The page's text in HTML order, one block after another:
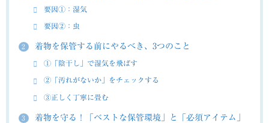
要因①：湿気
要因②：虫
2 着物を保管する前にやるべき、3つのこと
①「陰干し」で湿気を飛ばす
②「汚れがないか」をチェックする
③正しく丁寧に畳む
3 着物を守る！「ベストな保管環境」と「必須アイテム」